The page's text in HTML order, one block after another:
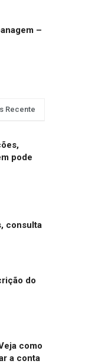
–
Recente
pode
consulta
do
como
a conta